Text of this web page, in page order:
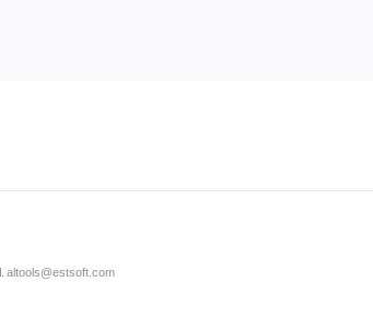
altools@estsoft.com